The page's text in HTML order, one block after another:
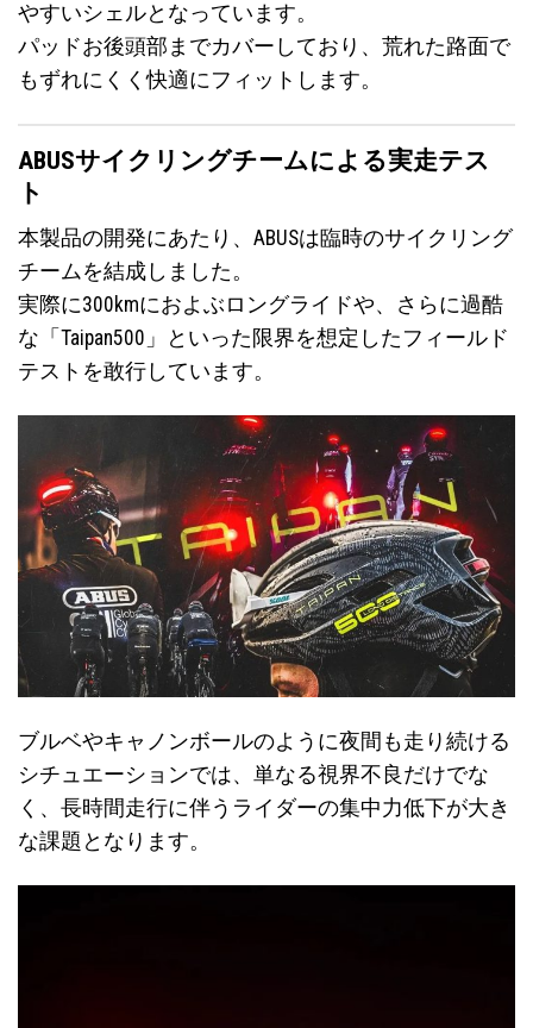
やすいシェルとなっています。
パッドお後頭部までカバーしており、荒れた路面で
もずれにくく快適にフィットします。
ABUSサイクリングチームによる実走テス
ト
本製品の開発にあたり、ABUSは臨時のサイクリング
チームを結成しました。
実際に300kmにおよぶロングライドや、さらに過酷
な「Taipan500」といった限界を想定したフィールド
テストを敢行しています。
ブルベやキャノンボールのように夜間も走り続ける
シチュエーションでは、単なる視界不良だけでな
く、長時間走行に伴うライダーの集中力低下が大き
な課題となります。